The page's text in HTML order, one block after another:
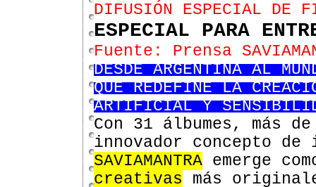
DIFUSIÓN ESPECIAL DE
ESPECIAL PARA
Fuente: Prensa
DESDE ARGENTINA AL
QUE REDEFINE LA
ARTIFICIAL Y
Con 31 álbumes, más
innovador concepto de
SAVIAMANTRA emerge
creativas más